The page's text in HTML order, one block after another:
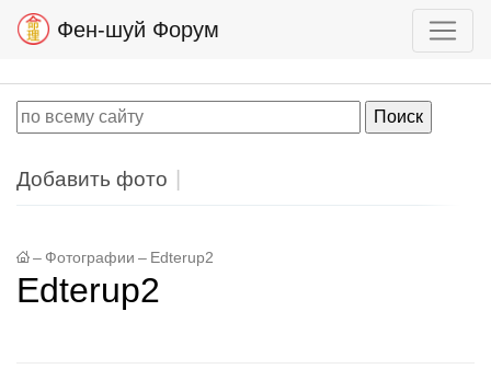
Фен-шуй Форум
Добавить фото
– Фотографии – Edterup2
Edterup2